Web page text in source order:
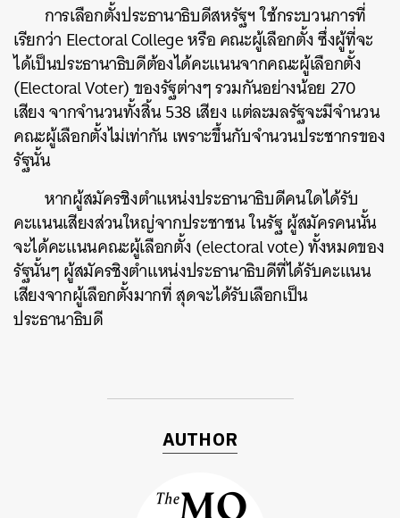
การเลือกตั้งประธานาธิบดีสหรัฐฯ ใช้กระบวนการที่
เรียกว่า Electoral College หรือ คณะผู้เลือกตั้ง ซึ่งผู้ที่จะ
ได้เป็นประธานาธิบดีต้องได้คะแนนจากคณะผู้เลือกตั้ง
(Electoral Voter) ของรัฐต่างๆ รวมกันอย่างน้อย 270
เสียง จากจำนวนทั้งสิ้น 538 เสียง แต่ละมลรัฐจะมีจำนวน
คณะผู้เลือกตั้งไม่เท่ากัน เพราะขึ้นกับจำนวนประชากรของ
รัฐนั้น
หากผู้สมัครชิงตำแหน่งประธานาธิบดีคนใดได้รับ
คะแนนเสียงส่วนใหญ่จากประชาชน ในรัฐ ผู้สมัครคนนั้น
จะได้คะแนนคณะผู้เลือกตั้ง (electoral vote) ทั้งหมดของ
รัฐนั้นๆ ผู้สมัครชิงตำแหน่งประธานาธิบดีที่ได้รับคะแนน
เสียงจากผู้เลือกตั้งมากที่ สุดจะได้รับเลือกเป็น
ประธานาธิบดี
AUTHOR